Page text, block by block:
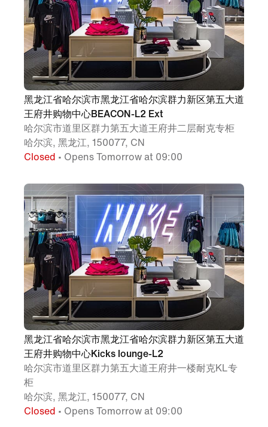
黑龙江省哈尔滨市黑龙江省哈尔滨群力新区第五大道
王府井购物中心BEACON-L2 Ext
哈尔滨市道里区群力第五大道王府井二层耐克专柜
哈尔滨, 黑龙江, 150077, CN
Closed • Opens Tomorrow at 09:00
黑龙江省哈尔滨市黑龙江省哈尔滨群力新区第五大道
王府井购物中心Kicks lounge-L2
哈尔滨市道里区群力第五大道王府井一楼耐克KL专
柜
哈尔滨, 黑龙江, 150077, CN
Closed • Opens Tomorrow at 09:00